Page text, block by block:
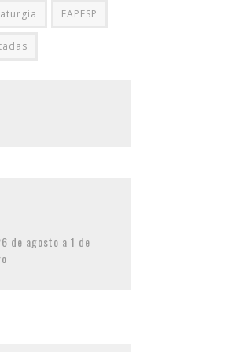
FAPESP
de agosto a 1 de